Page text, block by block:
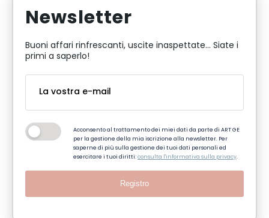
Newsletter
Buoni affari rinfrescanti, uscite inaspettate... Siate i
primi a saperlo!
Acconsento al trattamento dei miei dati da parte di ART GE
per la gestione della mia iscrizione alla newsletter. Per
saperne di più sulla gestione dei tuoi dati personali ed
esercitare i tuoi diritti:consulta l'informativa sulla privacy.
Registro